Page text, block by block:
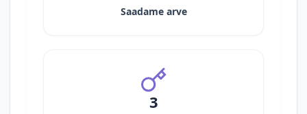
Saadame arve
3